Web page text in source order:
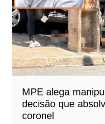
MPE alega
decisão que
coronel